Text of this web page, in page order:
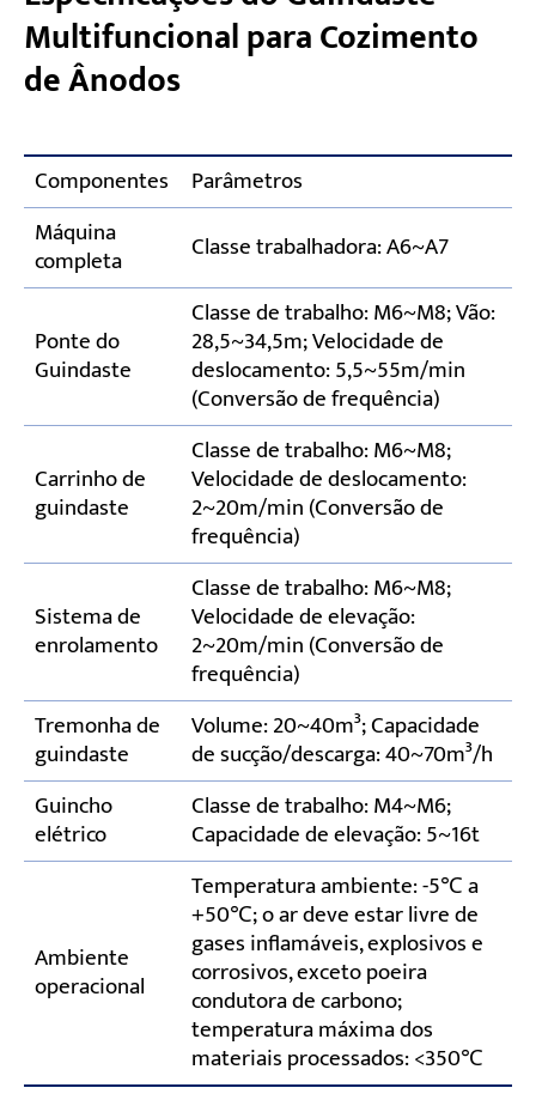
Multifuncional para Cozimento
de Ânodos
Componentes
Parâmetros
Máquina
completa Classe trabalhadora: A6~A7
Ponte do
Guindaste
Classe de trabalho: M6~M8; Vão:
28,5~34,5m; Velocidade de
deslocamento: 5,5~55m/min
(Conversão de frequência)
Carrinho de
guindaste
Classe de trabalho: M6~M8;
Velocidade de deslocamento:
2~20m/min (Conversão de
frequência)
Sistema de
enrolamento
Classe de trabalho: M6~M8;
Velocidade de elevação:
2~20m/min (Conversão de
frequência)
Tremonha de
guindaste
Volume: 20~40m³; Capacidade
de sucção/descarga: 40~70m³/h
Guincho
elétrico
Classe de trabalho: M4~M6;
Capacidade de elevação: 5~16t
Ambiente
operacional
Temperatura ambiente: -5℃ a
+50℃; o ar deve estar livre de
gases inflamáveis, explosivos e
corrosivos, exceto poeira
condutora de carbono;
temperatura máxima dos
materiais processados: <350℃